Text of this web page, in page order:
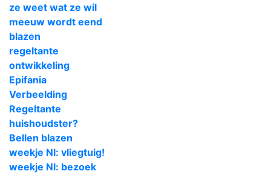
ze weet wat ze wil
meeuw wordt eend
blazen
regeltante
ontwikkeling
Epifania
Verbeelding
Regeltante
huishoudster?
Bellen blazen
weekje Nl: vliegtuig!
weekje Nl: bezoek